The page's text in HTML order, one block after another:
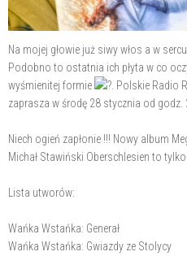
Na mojej głowie już siwy włos a w
Podobno to ostatnia ich płyta w co
wyśmienitej formie
. Polskie Radio
zaprasza w środę 28 stycznia od godz.
Niech ogień zapłonie !!! Nowy album
Michał Stawiński Oberschlesien to
Lista utworów:
Wańka Wstańka: Generał
Wańka Wstańka: Gwiazdy ze Stolycy